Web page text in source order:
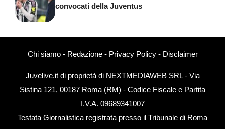
convocati della Juventus
Chi siamo- Redazione- Privacy Policy- Disclaimer
Juvelive.it di proprietà di NEXTMEDIAWEB SRL - Via
Sistina 121, 00187 Roma (RM) - Codice Fiscale e Partita
I.V.A. 09689341007
Testata Giornalistica registrata presso il Tribunale di Roma